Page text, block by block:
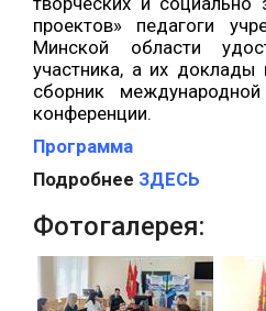
проектов» педагоги
Минской области
участника, а их
сборник международной
конференции.
Программа
Подробнее ЗДЕСЬ
Фотогалерея: